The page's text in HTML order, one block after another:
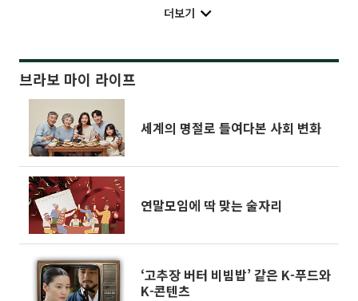
더보기
브라보 마이 라이프
세계의 명절로 들여다본 사회 변화
연말모임에 딱 맞는 술자리
‘고추장 버터 비빔밥’ 같은 K-푸드와
K-콘텐츠